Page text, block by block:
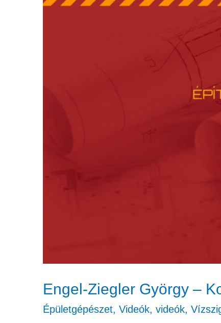
Engel-Ziegler György –
Épületgépészet, Videók, videók,